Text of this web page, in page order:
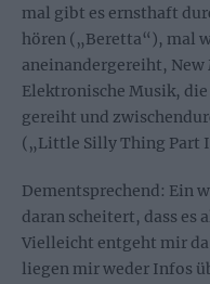
mal gibt es ernsthaft
hören („Beretta“), mal
aneinandergereiht, New
Elektronische Musik,
gereiht und
(„Little Silly Thing Part
Dementsprechend: Ein
daran scheitert, dass es
Vielleicht entgeht mir
liegen mir weder Infos